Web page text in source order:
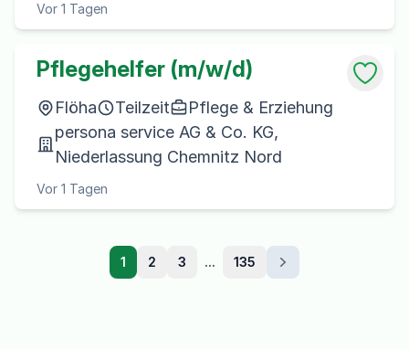
Vor 1 Tagen
Pflegehelfer (m/w/d)
Flöha Teilzeit
Pflege & Erziehung
persona service AG & Co. KG,
Niederlassung Chemnitz Nord
Vor 1 Tagen
1 2 3 ... 135
Weiter